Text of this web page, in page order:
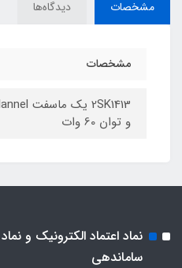
مشخصات دیدگاه‌ها
مشخصات
و توان 60 وات
نماد اعتماد الکترونیک و نماد
ساماندهی